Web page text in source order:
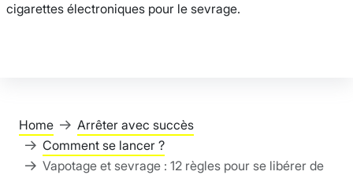
cigarettes électroniques pour le sevrage.
Home
Arrêter avec succès
Comment se lancer ?
Vapotage et sevrage : 12 règles pour se libérer de